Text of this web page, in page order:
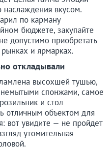
наслаждения вкусом.
по карману
бюджете, закупайте
допустимо приобретать
и ярмарках.
откладывали
высохшей тушью,
спонжами, самое
и стол
отличным объектом для
вот увидите — не пройдет
утомительная